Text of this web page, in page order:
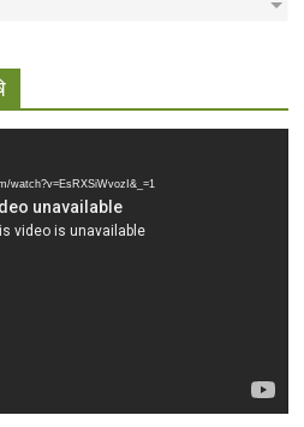
watch?v=EsRXSiWvozI&_=1